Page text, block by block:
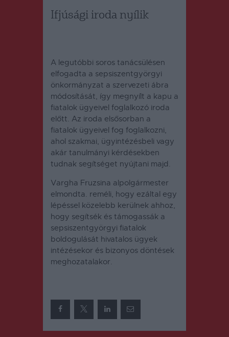
Ifjúsági iroda nyílik
A legutóbbi soros tanácsülésen
elfogadta a sepsiszentgyörgyi
önkormányzat a szervezeti ábra
módosítását, így megnyílt a kapu a
fiatalok ügyeivel foglalkozó iroda
előtt. Az iroda elsősorban a
fiatalok ügyeivel fog foglalkozni,
ahol szakmai, ügyintézésbeli vagy
akár tanulmányi kérdésekben
tudnak segítséget nyújtani majd.
Vargha Fruzsina alpolgármester
elmondta. reméli, hogy ezáltal egy
lépéssel közelebb kerülnek ahhoz,
hogy segítsék és támogassák a
sepsiszentgyörgyi fiatalok
boldogulását hivatalos ügyek
intézésekor és bizonyos döntések
meghozatalakor.